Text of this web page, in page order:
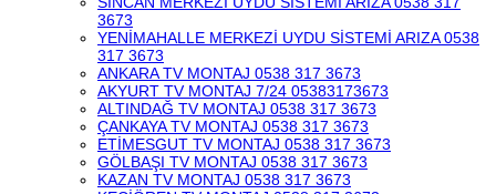
3673
YENİMAHALLE MERKEZİ UYDU SİSTEMİ ARIZA 0538
317 3673
ANKARA TV MONTAJ 0538 317 3673
AKYURT TV MONTAJ 7/24 05383173673
ALTINDAĞ TV MONTAJ 0538 317 3673
ÇANKAYA TV MONTAJ 0538 317 3673
ETİMESGUT TV MONTAJ 0538 317 3673
GÖLBAŞI TV MONTAJ 0538 317 3673
KAZAN TV MONTAJ 0538 317 3673